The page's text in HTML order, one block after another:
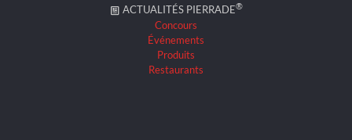
ACTUALITÉS PIERRADE®
Concours
Événements
Produits
Restaurants